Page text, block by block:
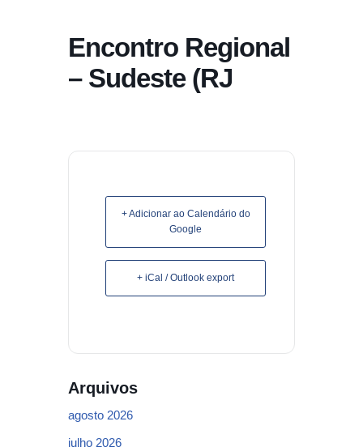
Encontro Regional
– Sudeste (RJ
+ Adicionar ao Calendário do
Google
+ iCal / Outlook export
Arquivos
agosto 2026
julho 2026